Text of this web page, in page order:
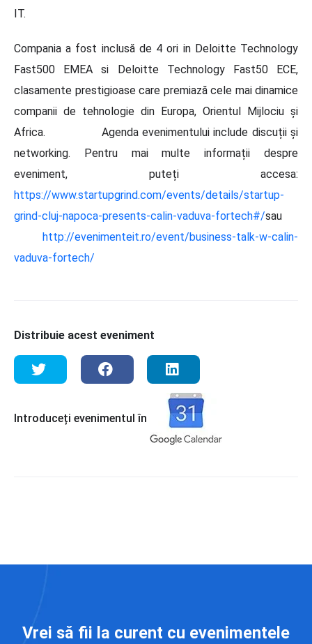
IT.
Compania a fost inclusă de 4 ori in Deloitte Technology
Fast500 EMEA si Deloitte Technology Fast50 ECE,
clasamente prestigioase care premiază cele mai dinamice
companii de tehnologie din Europa, Orientul Mijlociu și
Africa. Agenda evenimentului include discuții și
networking. Pentru mai multe informații despre
eveniment, puteți accesa:
https://www.startupgrind.com/events/details/startup-
grind-cluj-napoca-presents-calin-vaduva-fortech#/sau
http://evenimenteit.ro/event/business-talk-w-calin-
vaduva-fortech/
Distribuie acest eveniment
Introduceți evenimentul în
Vrei să fii la curent cu evenimentele